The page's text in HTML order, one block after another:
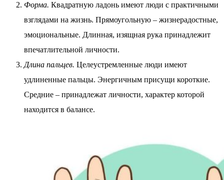
Форма. Квадратную ладонь имеют люди с практичными
взглядами на жизнь. Прямоугольную – жизнерадостные,
эмоциональные. Длинная, изящная рука принадлежит
впечатлительной личности.
Длина пальцев. Целеустремленные люди имеют
удлиненные пальцы. Энергичным присущи короткие.
Средние – принадлежат личности, характер которой
находится в балансе.